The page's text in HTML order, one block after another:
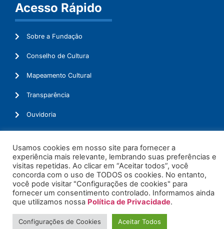
Acesso Rápido
Sobre a Fundação
Conselho de Cultura
Mapeamento Cultural
Transparência
Ouvidoria
© 2026. Todos os Direitos Reservados.
Usamos cookies em nosso site para fornecer a
experiência mais relevante, lembrando suas preferências e
visitas repetidas. Ao clicar em “Aceitar todos”, você
concorda com o uso de TODOS os cookies. No entanto,
você pode visitar "Configurações de cookies" para
fornecer um consentimento controlado. Informamos ainda
que utilizamos nossa Política de Privacidade.
Configurações de Cookies Aceitar Todos